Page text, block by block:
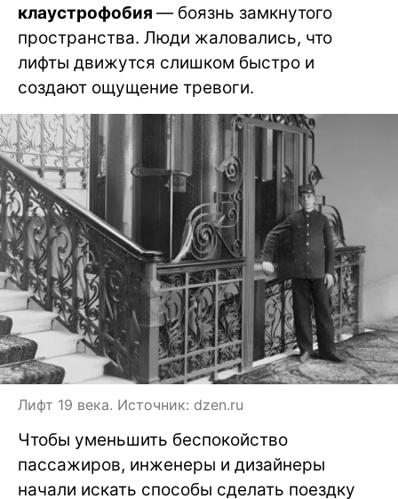
клаустрофобия — боязнь замкнутого
пространства. Люди жаловались, что
лифты движутся слишком быстро и
создают ощущение тревоги.
Лифт 19 века. Источник: dzen.ru
Чтобы уменьшить беспокойство
пассажиров, инженеры и дизайнеры
начали искать способы сделать поездку